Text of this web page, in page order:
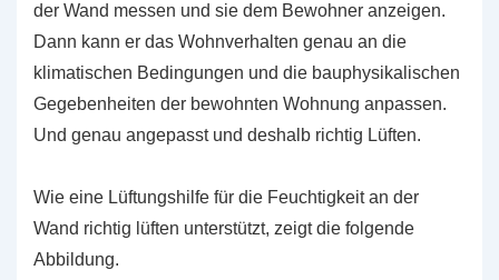
der Wand messen und sie dem Bewohner anzeigen.
Dann kann er das Wohnverhalten genau an die
klimatischen Bedingungen und die bauphysikalischen
Gegebenheiten der bewohnten Wohnung anpassen.
Und genau angepasst und deshalb richtig Lüften.
Wie eine Lüftungshilfe für die Feuchtigkeit an der
Wand richtig lüften unterstützt, zeigt die folgende
Abbildung.